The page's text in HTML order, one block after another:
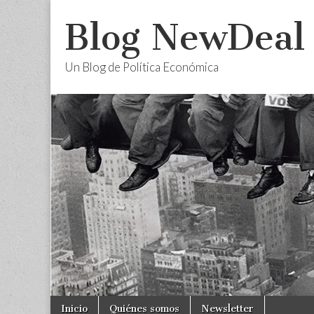
Blog NewDeal
Un Blog de Política Económica
Main
Skip
Inicio Quiénes somos Newsletter